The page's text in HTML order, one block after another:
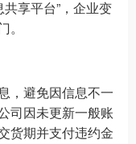
享平台”，企业变
，避免因信息不一
司因未更新一般账
货期并支付违约金